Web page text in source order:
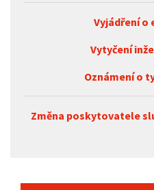
Vyjádření o
Vytyčení
Oznámení o
Změna poskytovatele